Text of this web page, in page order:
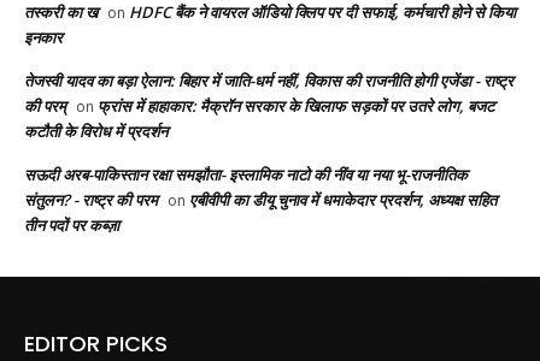
तस्करी का ख on HDFC बैंक ने वायरल ऑडियो क्लिप पर दी सफाई, कर्मचारी होने से किया
इनकार
तेजस्वी यादव का बड़ा ऐलान: बिहार में जाति-धर्म नहीं, विकास की राजनीति होगी एजेंडा - राष्ट्र
की परम् on फ्रांस में हाहाकार: मैक्रॉन सरकार के खिलाफ सड़कों पर उतरे लोग, बजट
कटौती के विरोध में प्रदर्शन
सऊदी अरब-पाकिस्तान रक्षा समझौता- इस्लामिक नाटो की नींव या नया भू-राजनीतिक
संतुलन? - राष्ट्र की परम on एबीवीपी का डीयू चुनाव में धमाकेदार प्रदर्शन, अध्यक्ष सहित
तीन पदों पर कब्ज़ा
EDITOR PICKS